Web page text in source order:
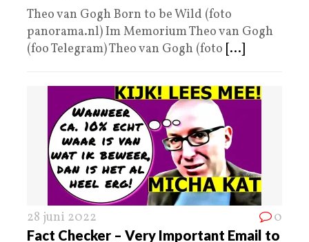
Theo van Gogh Born to be Wild (foto
panorama.nl) Im Memorium Theo van Gogh
(foo Telegram) Theo van Gogh (foto [...]
28 juni 2022 0
Fact Checker – Very Important Email to